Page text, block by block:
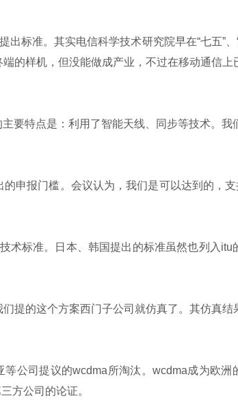
标准。其实电信科学技术研究院早在“七五”、
的样机，但没能做成产业，不过在移动通信上
要特点是：利用了智能天线、同步等技术。我
申报门槛。会议认为，我们是可以达到的，支
标准。日本、韩国提出的标准虽然也列入itu
提的这个方案西门子公司就仿真了。其仿真结
公司提议的wcdma所淘汰。wcdma成为欧洲
方公司的论证。